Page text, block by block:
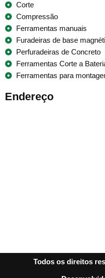
Corte
Compressão
Ferramentas manuais
Furadeiras de base
Perfuradeiras de Concreto
Ferramentas Corte a
Ferramentas para
Endereço
Todos os direitos